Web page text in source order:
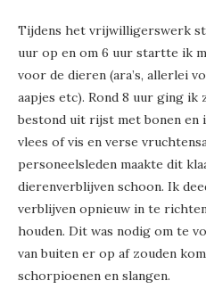
Tijdens het vrijwilligerswerk
uur op en om 6 uur startte ik
voor de dieren (ara’s, allerlei
aapjes etc). Rond 8 uur ging
bestond uit rijst met bonen en
vlees of vis en verse
personeelsleden maakte dit
dierenverblijven schoon. Ik
verblijven opnieuw in te
houden. Dit was nodig om te
van buiten er op af zouden
schorpioenen en slangen.